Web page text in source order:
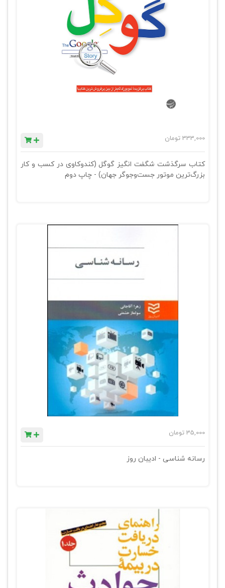
333,000 تومان
کتاب سرگذشت شگفت انگیز گوگل (کندوکاوی در کسب و کار
بزرگ‌ترین موتور جست‌وجوگر جهان) - چاپ دوم
35,000 تومان
رسانه شناسی - ادیبان روز